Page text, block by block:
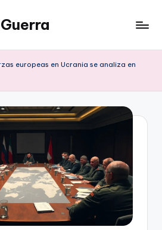
europeas en Ucrania se analiza en